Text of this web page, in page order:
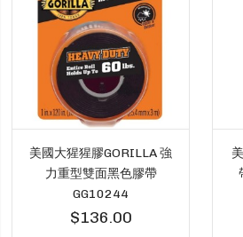
美國大猩猩膠GORILLA 強
力重型雙面黑色膠帶
GG10244
$136.00